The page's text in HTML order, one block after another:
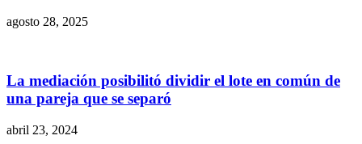
agosto 28, 2025
La mediación posibilitó dividir el lote en común de
una pareja que se separó
abril 23, 2024